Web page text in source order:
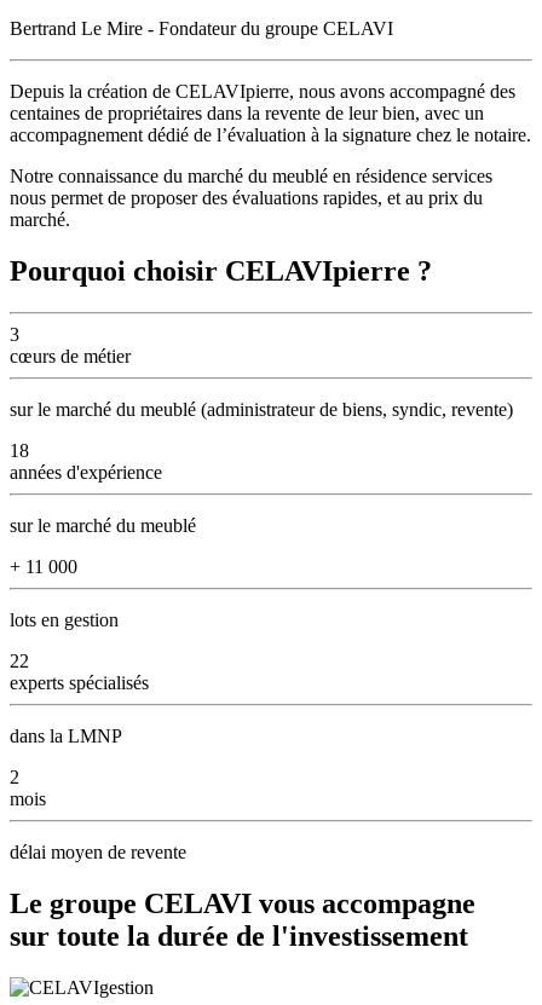
Bertrand Le Mire - Fondateur du groupe CELAVI
Depuis la création de CELAVIpierre, nous avons accompagné des
centaines de propriétaires dans la revente de leur bien, avec un
accompagnement dédié de l’évaluation à la signature chez le notaire.
Notre connaissance du marché du meublé en résidence services
nous permet de proposerdes évaluations rapides, et au prix du
marché.
Pourquoi choisir CELAVIpierre ?
3
cœurs de métier
sur le marché du meublé (administrateur de biens, syndic, revente)
18
années d'expérience
sur le marché du meublé
+ 11 000
lots en gestion
22
experts spécialisés
dans la LMNP
2
mois
délai moyen de revente
Le groupe CELAVI vous accompagne
sur toute la durée de l'investissement